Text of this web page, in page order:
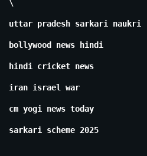
\
uttar pradesh sarkari naukri
bollywood news hindi
hindi cricket news
iran israel war
cm yogi news today
sarkari scheme 2025